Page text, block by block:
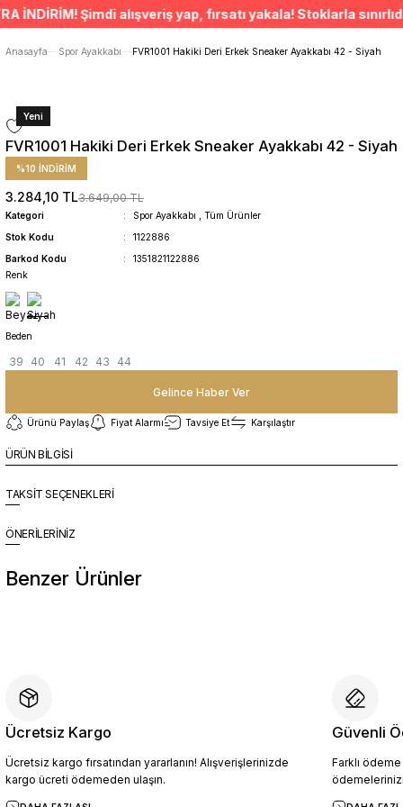
ÜCRETSİZ TESLİMAT İMKANI
SÜRDÜRÜLEBİLİR ÜRÜNLER
Anasayfa
Spor Ayakkabı FVR1001 Hakiki Deri Erkek Sneaker Ayakkabı 42 - Siyah
Yeni
FVR1001 Hakiki Deri Erkek Sneaker Ayakkabı 42 - Siyah
%10 İNDİRİM
3.284,10 TL3.649,00 TL
Kategori Spor Ayakkabı
Tüm Ürünler
Stok Kodu
1122886
Barkod Kodu
1351821122886
Renk
Beden
39 40 41 42 43 44
Gelince Haber Ver
Ürünü Paylaş Fiyat Alarmı Tavsiye Et Karşılaştır
ÜRÜN BİLGİSİ
TAKSİT SEÇENEKLERİ
ÖNERİLERİNİZ
Benzer Ürünler
4.094,10 TL
4.549,00 TL
Sepete Ekle
Ücretsiz Kargo
Ücretsiz kargo fırsatından yararlanın! Alışverişlerinizde
kargo ücreti ödemeden ulaşın.
Güvenli
Farklı
Şimdi alışveriş yap, fırsatı yakala! Stoklarla